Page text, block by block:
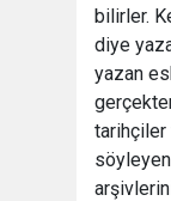
bilirler.
diye
yazan
tarihçiler
söyleyen